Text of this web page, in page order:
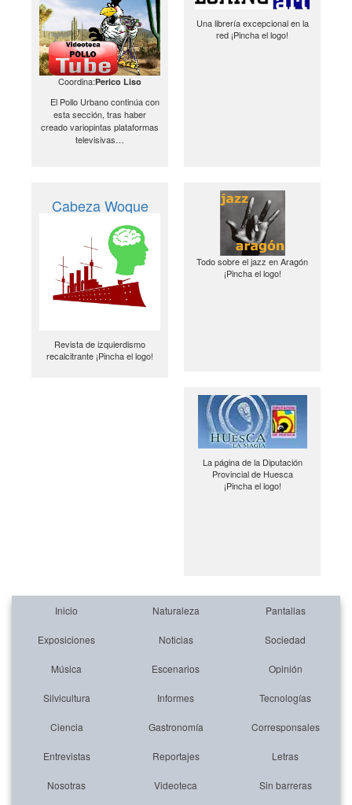
Coordina:Perico Liso
El Pollo Urbano continúa con
esta sección, tras haber
creado variopintas plataformas
televisivas…
Una librería excepcional en la
red ¡Pincha el logo!
Cabeza Woque
Revista de izquierdismo
recalcitrante ¡Pincha el logo!
Todo sobre el jazz en Aragón
¡Pincha el logo!
La página de la Diputación
Provincial de Huesca
¡Pincha el logo!
Inicio Naturaleza Pantallas
Exposiciones Noticias Sociedad
Música Escenarios Opinión
Silvicultura Informes Tecnologías
Ciencia Gastronomía Corresponsales
Entrevistas Reportajes Letras
Nosotras Videoteca Sin barreras